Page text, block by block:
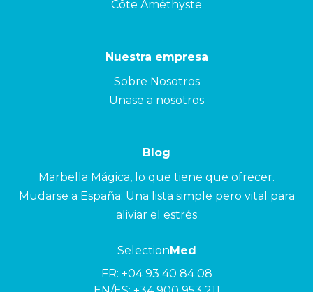
Côte Améthyste
Nuestra empresa
Sobre Nosotros
Unase a nosotros
Blog
Marbella Mágica, lo que tiene que ofrecer.
Mudarse a España: Una lista simple pero vital para
aliviar el estrés
SelectionMed
FR: +04 93 40 84 08